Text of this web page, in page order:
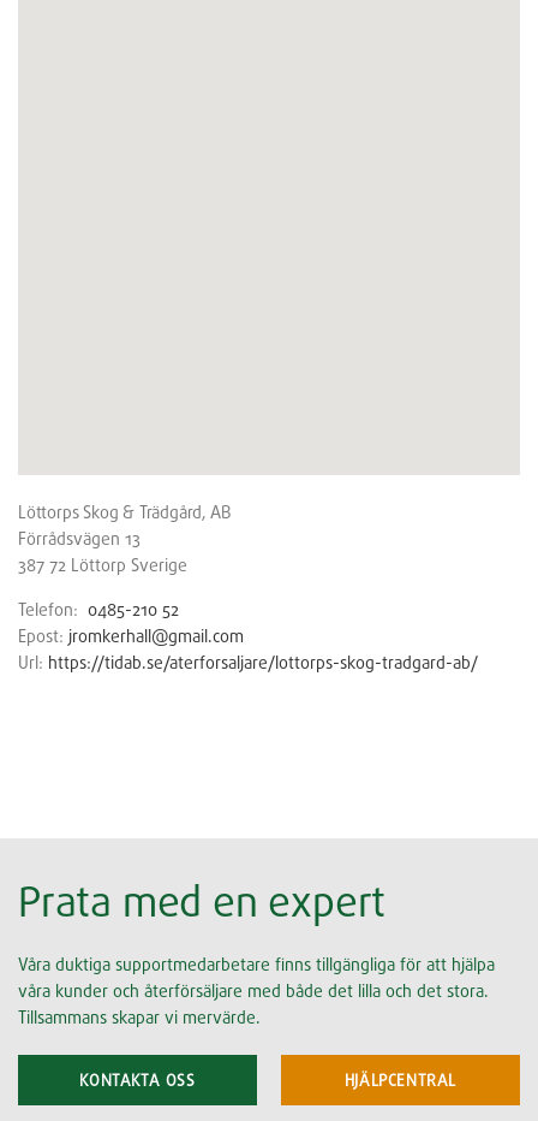
Löttorps Skog & Trädgård, AB
Förrådsvägen 13
387 72 Löttorp Sverige
Telefon: 0485-210 52
Epost: jromkerhall@gmail.com
Url: https://tidab.se/aterforsaljare/lottorps-skog-tradgard-ab/
Prata med en expert
Våra duktiga supportmedarbetare finns tillgängliga för att hjälpa
våra kunder och återförsäljare med både det lilla och det stora.
Tillsammans skapar vi mervärde.
KONTAKTA OSS HJÄLPCENTRAL